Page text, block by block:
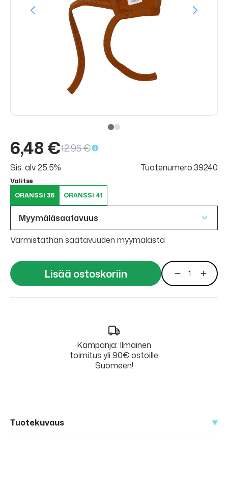
6,48 €12,95 €
Sis. alv 25.5% Tuotenumero:39240
Valitse
ORANSSI 36
ORANSSI 41
Myymäläsaatavuus
Varmistathan saatavuuden myymälästä
Lisää ostoskoriin
Kampanja: Ilmainen
toimitus yli 90€ ostoille
Suomeen!
Tuotekuvaus